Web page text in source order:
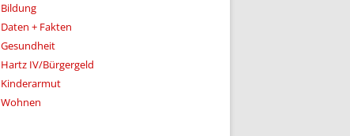
Bildung
Daten + Fakten
Gesundheit
Hartz IV/Bürgergeld
Kinderarmut
Wohnen